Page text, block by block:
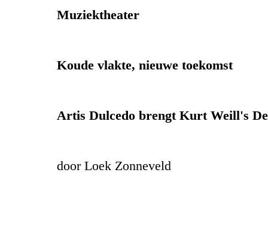
Muziektheater
Koude vlakte, nieuwe toekomst
Artis Dulcedo brengt Kurt Weill's
door Loek Zonneveld